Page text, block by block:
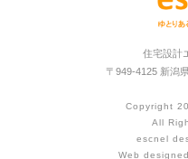
住宅設計
〒949-4125 新潟
Copyright
All
escnel
Web